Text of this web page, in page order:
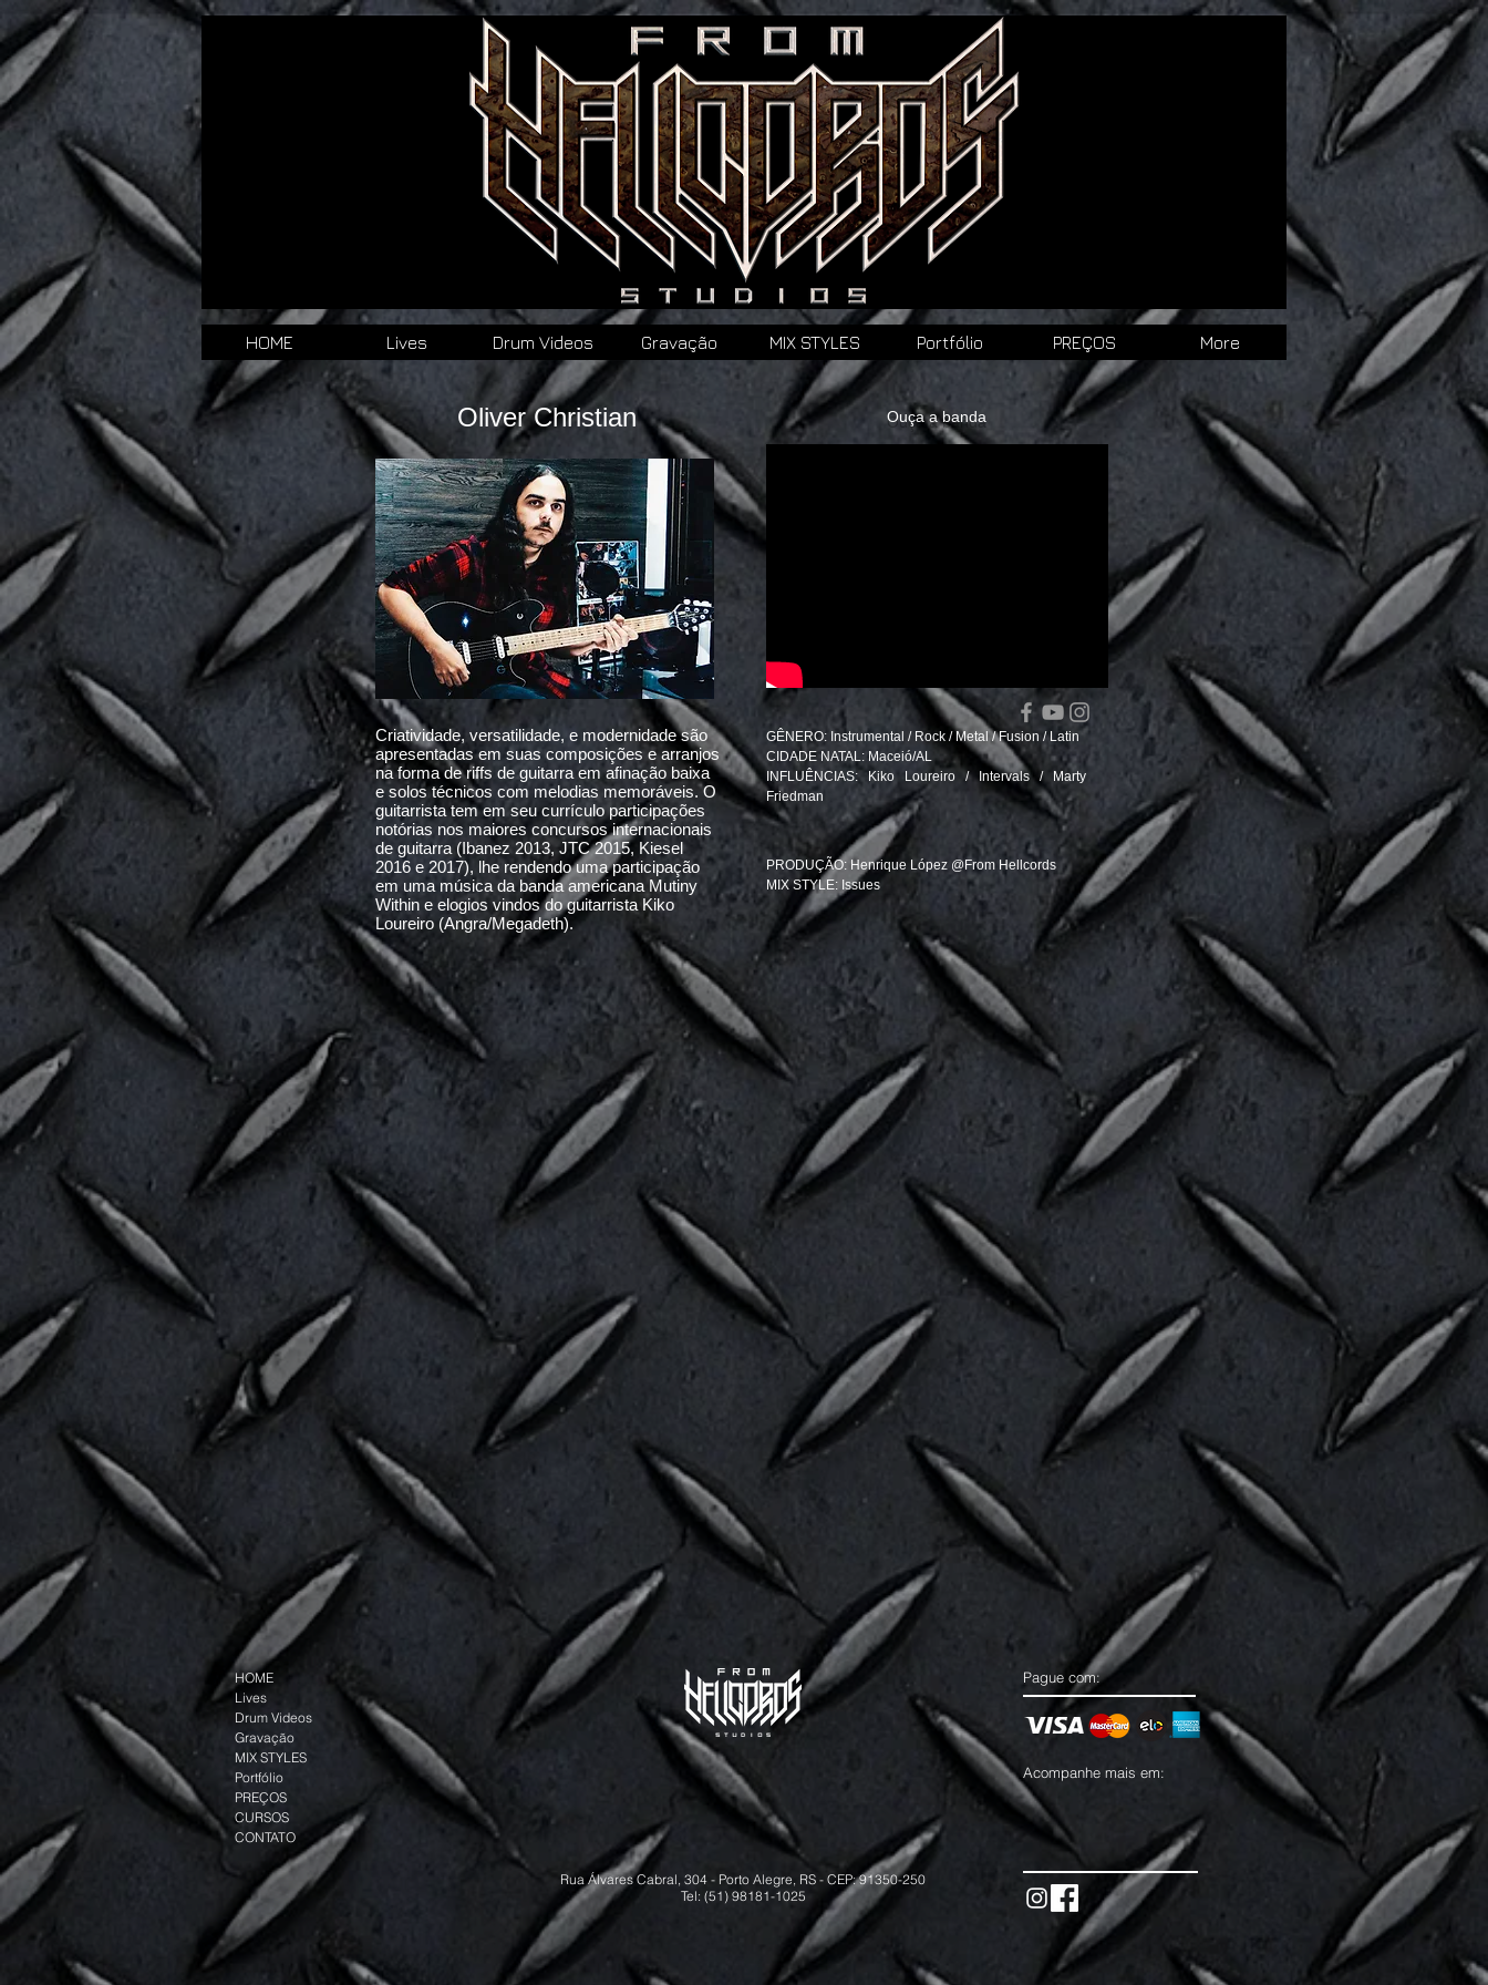
Oliver Christian Ouça a banda
Criatividade, versatilidade, e modernidade são
apresentadas em suas composições e arranjos
na forma de riffs de guitarra em afinação baixa
e solos técnicos com melodias memoráveis. O
guitarrista tem em seu currículo participações
notórias nos maiores concursos internacionais
de guitarra (Ibanez 2013, JTC 2015, Kiesel
2016 e 2017), lhe rendendo uma participação
em uma música da banda americana Mutiny
Within e elogios vindos do guitarrista Kiko
Loureiro (Angra/Megadeth).
GÊNERO: Instrumental / Rock / Metal / Fusion / Latin
CIDADE NATAL: Maceió/AL
INFLUÊNCIAS: Kiko Loureiro / Intervals / Marty
Friedman
PRODUÇÃO: Henrique López @From Hellcords
MIX STYLE: Issues
HOME Lives Drum Videos Gravação MIX STYLES Portfólio PREÇOS More
HOME
Lives
Drum Videos
Gravação
MIX STYLES
Portfólio
PREÇOS
CURSOS
CONTATO
Pague com:
Acompanhe mais em:
Rua Álvares Cabral, 304 - Porto Alegre, RS - CEP: 91350-250
Tel: (51) 98181-1025